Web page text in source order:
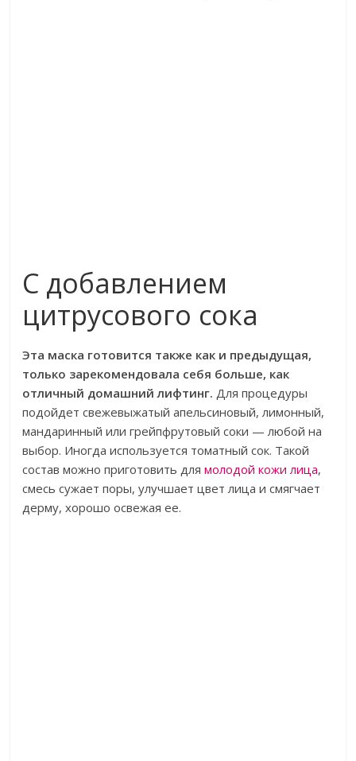
С добавлением
цитрусового сока
Эта маска готовится также как и предыдущая,
только зарекомендовала себя больше, как
отличный домашний лифтинг. Для процедуры
подойдет свежевыжатый апельсиновый, лимонный,
мандаринный или грейпфрутовый соки — любой на
выбор. Иногда используется томатный сок. Такой
состав можно приготовить длямолодой кожи лица,
смесь сужает поры, улучшает цвет лица и смягчает
дерму, хорошо освежая ее.